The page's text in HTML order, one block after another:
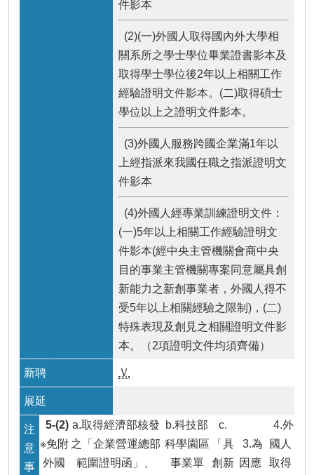
件影本
(2)(一)外國人取得國內外大學相
關系所之學士學位畢業證書影本及
取得學士學位後2年以上相關工作
經驗證明文件影本。(二)取得碩士
學位以上之證明文件影本。
(3)外國人服務跨國企業滿1年以
上經指派來我國任職之指派證明文
件影本
(4)外國人經專業訓練證明文件：
(一)5年以上相關工作經驗證明文
件影本(經中央主管機關會商中央
目的事業主管機關專案同意屬具創
新能力之新創事業者，外國人得不
受5年以上相關經驗之限制)，(二)
特殊表現及創見之相關證明文件影
本。（2項證明文件均須齊備）
Ｖ
5-(2)
※免附
外國
a.取得經濟部核發
之「企業營運總部
範圍證明函」、
b.科技部
科學園區
事業單
c.
「具
創新
3.為
因應
4.外
國人
取得